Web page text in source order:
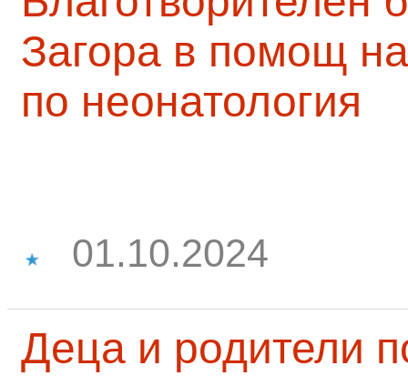
Загора в помощ
по неонатология
01.10.2024
Деца и родители